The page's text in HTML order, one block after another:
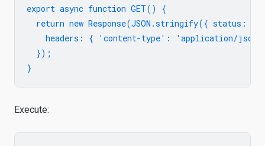
export async function GET() {
return new Response(JSON.stringify({ status:
headers: { 'content-type': 'application/json'
  });
Execute: